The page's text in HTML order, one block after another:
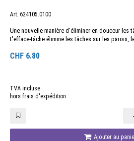
Art. 624105.0100
Une nouvelle manière d'éliminer en douceur les
L'efface-tâche élimine les tâches sur les parois,
CHF 6.80
TVA incluse
hors frais d'expédition
-
Ajouter au